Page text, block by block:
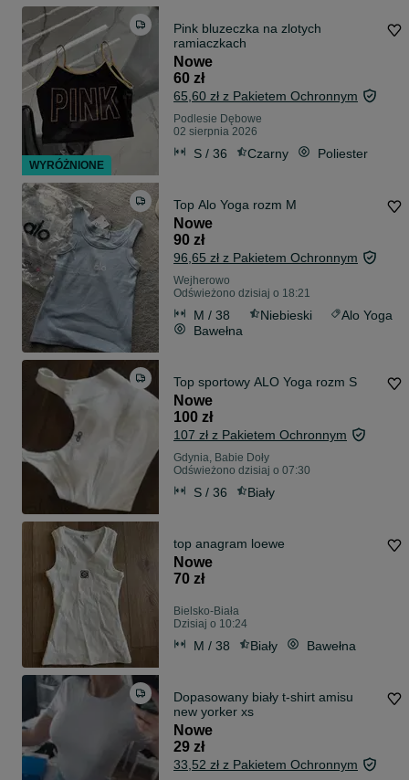
Pink bluzeczka na zlotych
ramiaczkach
Nowe
60 zł
65,60 zł z Pakietem Ochronnym
Podlesie Dębowe
02 sierpnia 2026
S / 36 Czarny Poliester
Top Alo Yoga rozm M
Nowe
90 zł
96,65 zł z Pakietem Ochronnym
Wejherowo
Odświeżono dzisiaj o 18:21
M / 38 Niebieski
Alo Yoga
Bawełna
Top sportowy ALO Yoga rozm S
Nowe
100 zł
107 zł z Pakietem Ochronnym
Gdynia, Babie Doły
Odświeżono dzisiaj o 07:30
S / 36 Biały
top anagram loewe
Nowe
70 zł
Bielsko-Biała
Dzisiaj o 10:24
M / 38 Biały Bawełna
Dopasowany biały t-shirt amisu
new yorker xs
Nowe
29 zł
33,52 zł z Pakietem Ochronnym
WYRÓŻNIONE